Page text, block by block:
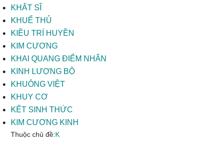
KHẤT SĨ
KHUỂ THỦ
KIỀU TRÍ HUYỀN
KIM CƯƠNG
KHAI QUANG ĐIỂM NHÃN
KINH LƯỢNG BỘ
KHUÔNG VIỆT
KHUY CƠ
KẾT SINH THỨC
KIM CƯƠNG KINH
Thuộc chủ đề:K